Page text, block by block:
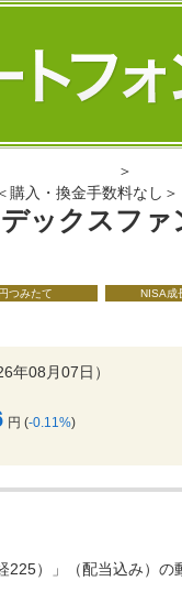
＞
購入・換金手数料なし＞
ックスファ
つみたて
NISA成
年08月07日）
円 (-0.11%)
225）」（配当込み）